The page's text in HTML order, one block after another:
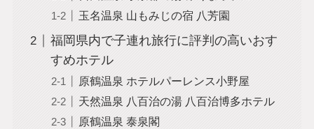
玉名温泉 山もみじの宿 八芳園
福岡県内で子連れ旅行に評判の高いおす
すめホテル
原鶴温泉 ホテルパーレンス小野屋
天然温泉 八百治の湯 八百治博多ホテル
原鶴温泉 泰泉閣